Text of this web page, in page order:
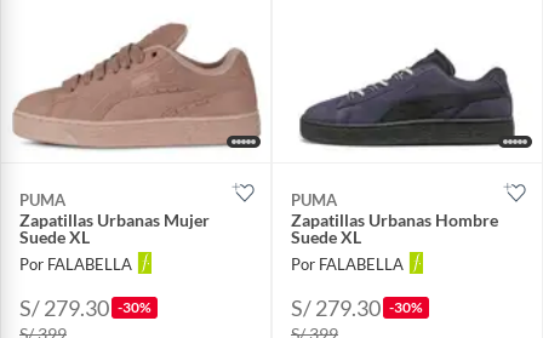
PUMA
Zapatillas Urbanas Mujer
Suede XL
Por FALABELLA
S/ 279.30 -30%
S/ 399
PUMA
Zapatillas Urbanas Hombre
Suede XL
Por FALABELLA
S/ 279.30 -30%
S/ 399